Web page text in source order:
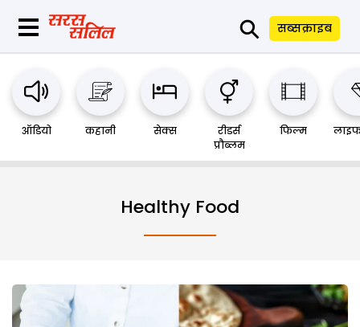
⚲ सब्सक्राइब
ऑडियो कहानी सेक्स
रीडर्स
प्रौब्लम
फिल्म
Healthy Food